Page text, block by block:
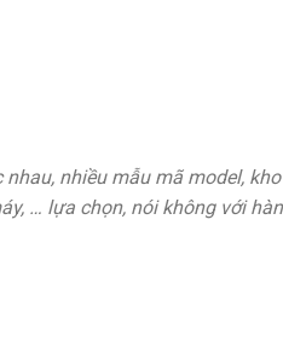
nhiều mẫu mã model,
… lựa chọn, nói không với